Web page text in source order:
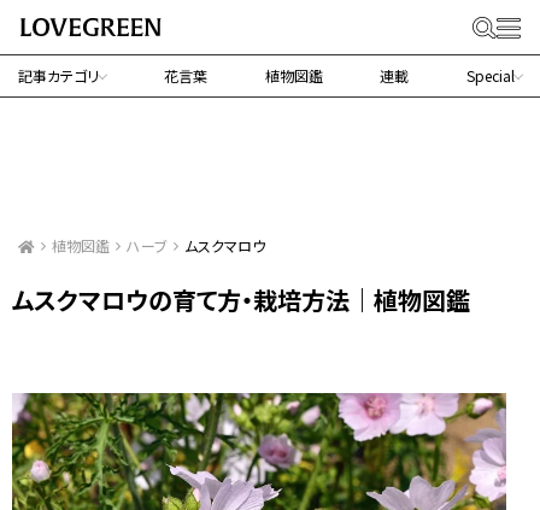
記事カテゴリ 花言葉 植物図鑑 連載 Special
植物図鑑 ハーブ ムスクマロウ
ムスクマロウの育て方・栽培方法｜植物図鑑